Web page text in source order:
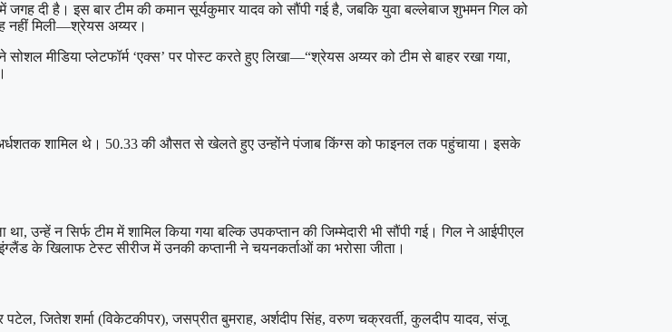
दी है। इस बार टीम की कमान सूर्यकुमार यादव को सौंपी गई है, जबकि युवा बल्लेबाज शुभमन गिल को
नहीं मिली—श्रेयस अय्यर।
मीडिया प्लेटफॉर्म ‘एक्स’ पर पोस्ट करते हुए लिखा—“श्रेयस अय्यर को टीम से बाहर रखा गया,
शामिल थे। 50.33 की औसत से खेलते हुए उन्होंने पंजाब किंग्स को फाइनल तक पहुंचाया। इसके
उन्हें न सिर्फ टीम में शामिल किया गया बल्कि उपकप्तान की जिम्मेदारी भी सौंपी गई। गिल ने आईपीएल
के खिलाफ टेस्ट सीरीज में उनकी कप्तानी ने चयनकर्ताओं का भरोसा जीता।
पटेल, जितेश शर्मा (विकेटकीपर), जसप्रीत बुमराह, अर्शदीप सिंह, वरुण चक्रवर्ती, कुलदीप यादव, संजू